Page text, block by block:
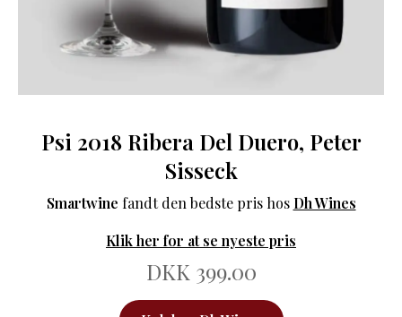
Psi 2018 Ribera Del Duero, Peter
Sisseck
Smartwine fandt den bedste pris hos Dh Wines
Klik her for at se nyeste pris
DKK 399.00